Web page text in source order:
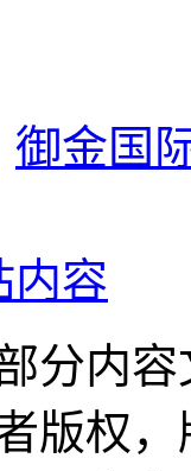
御金国
内容
分内
版权